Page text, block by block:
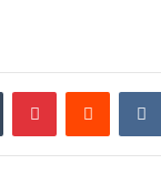
Tumblr PinterestReddit